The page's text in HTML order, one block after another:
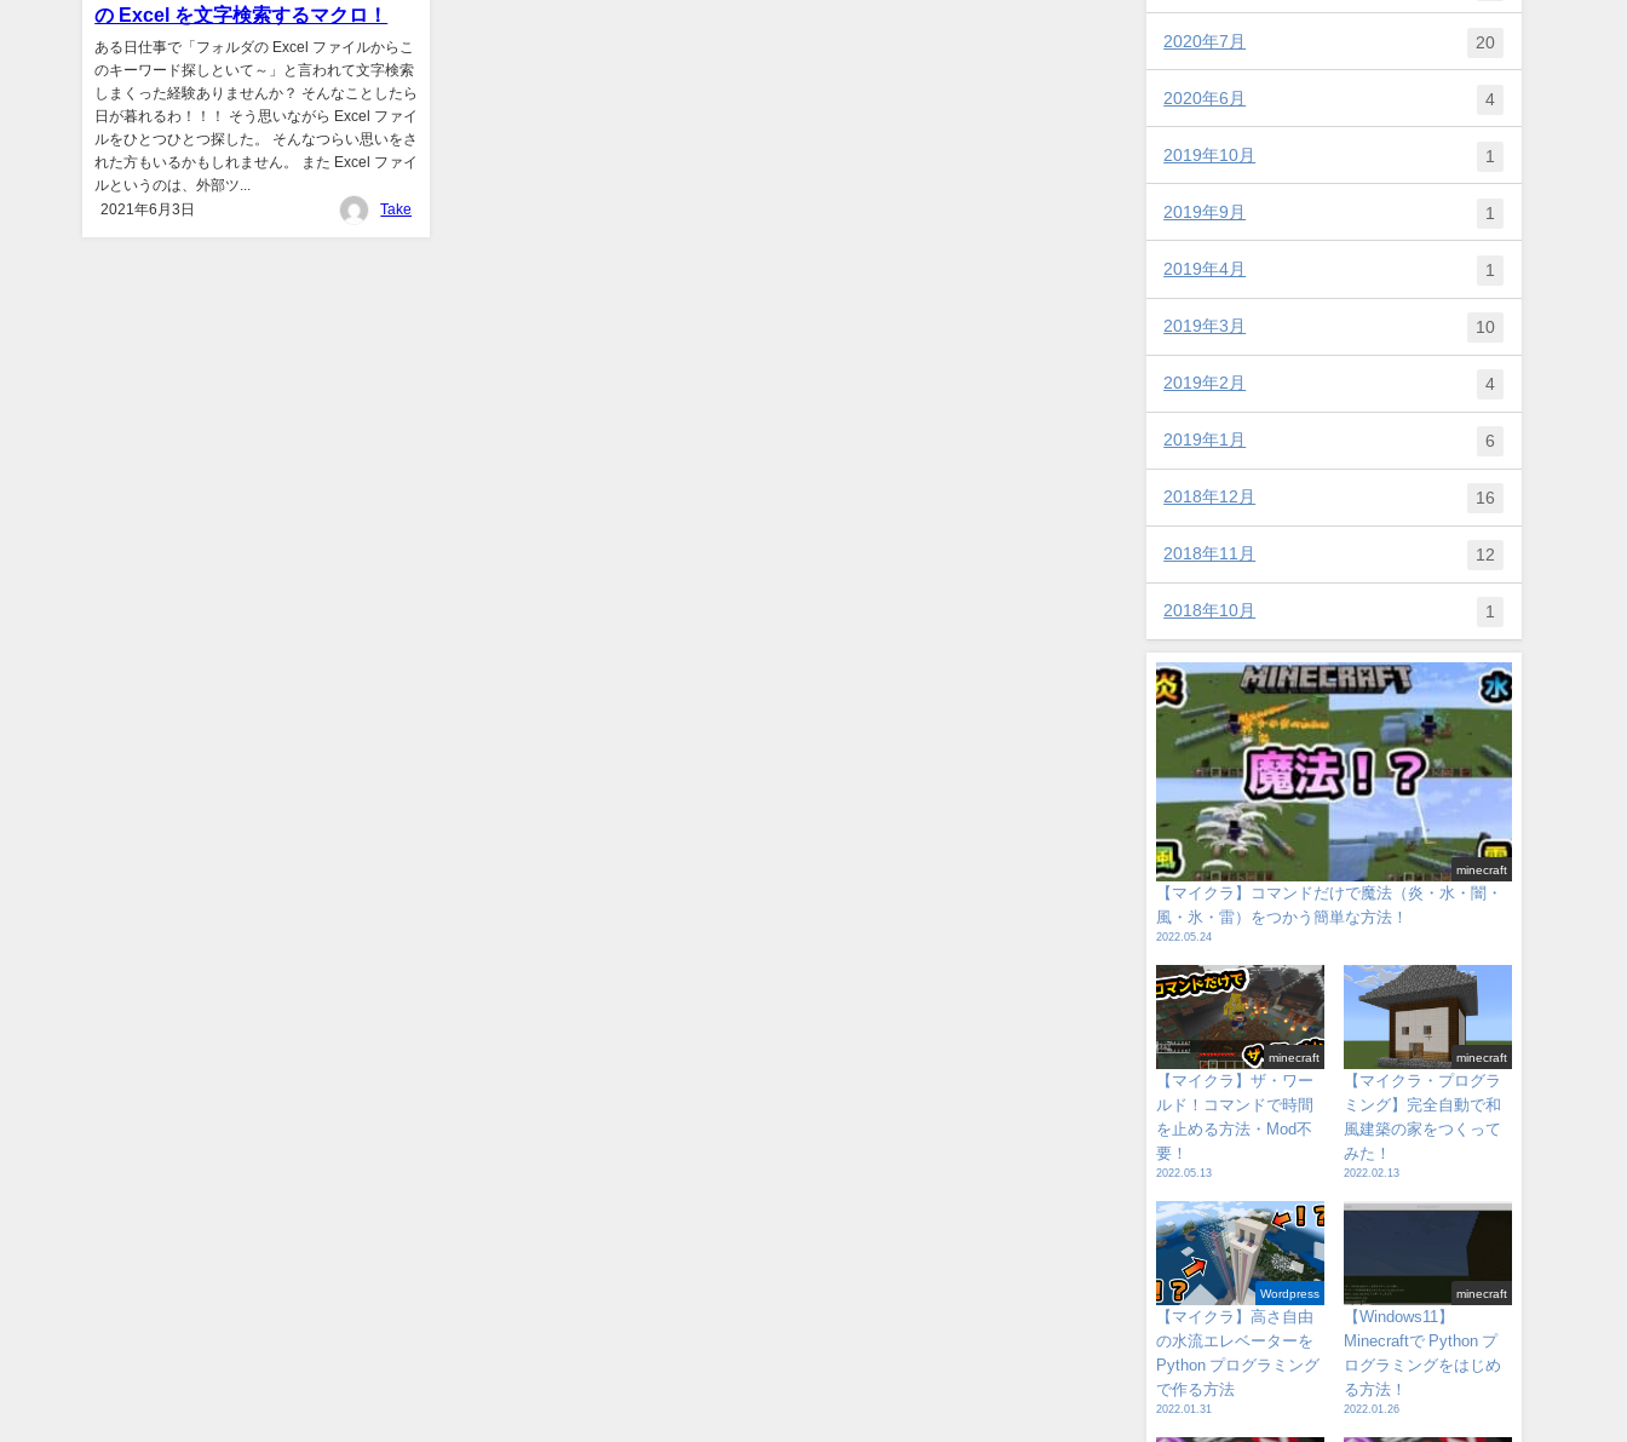
の Excel を文字検索するマクロ！
ある日仕事で「フォルダの Excel ファイルからこ
のキーワード探しといて～」と言われて文字検索
しまくった経験ありませんか？ そんなことしたら
日が暮れるわ！！！ そう思いながら Excel ファイ
ルをひとつひとつ探した。 そんなつらい思いをさ
れた方もいるかもしれません。 また Excel ファイ
ルというのは、外部ツ...
2021年6月3日
Take
2020年7月 20
2020年6月 4
2019年10月 1
2019年9月 1
2019年4月 1
2019年3月 10
2019年2月 4
2019年1月 6
2018年12月 16
2018年11月 12
2018年10月 1
minecraft
【マイクラ】コマンドだけで魔法（炎・水・闇・
風・氷・雷）をつかう簡単な方法！
2022.05.24
minecraft
【マイクラ】ザ・ワー
ルド！コマンドで時間
を止める方法・Mod不
要！
2022.05.13
minecraft
【マイクラ・プログラ
ミング】完全自動で和
風建築の家をつくって
みた！
2022.02.13
Wordpress
【マイクラ】高さ自由
の水流エレベーターを
Python プログラミング
で作る方法
2022.01.31
minecraft
【Windows11】
Minecraftで Python プ
ログラミングをはじめ
る方法！
2022.01.26